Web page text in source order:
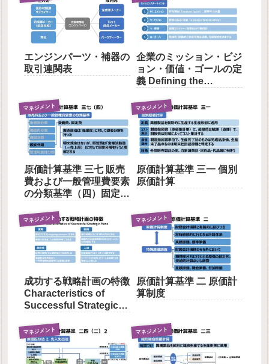
エンジンパーツ・補器の
取引連関表
企業のミッション・ビジ
ョン・価値・ゴールの定
義 Defining the
Vision, Values, and
Goals
マネジメント
原価計算基準 三七 販売
費および一般管理費要素
の分類基準（四）固定費
マネジメント
原価計算基準 三一 個別
原価計算
マネジメント
成功する戦略計画の特徴
Characteristics of
Successful Strategic
マネジメント
原価計算基準 二 原価計
算制度
マネジメント マネジメント